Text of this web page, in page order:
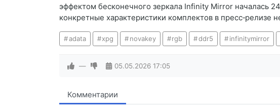
эффектом бесконечного зеркала Infinity Mirror началась
конкретные характеристики комплектов в пресс‑релизе
adata xpg novakey rgb ddr5 infinitymirror
— 05.05.2026 17:05
Комментарии